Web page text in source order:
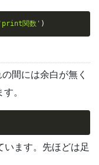
'print関数' )
間には余白が無く
。
います。先ほどは足